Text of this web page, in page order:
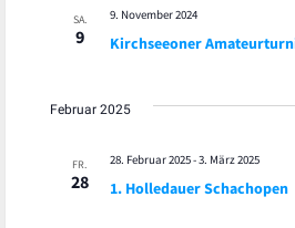
SA.
9 Kirchseeoner
9. November 2024
Februar 2025
FR.
28 1. Holledauer Schachopen
28. Februar 2025-3. März 2025